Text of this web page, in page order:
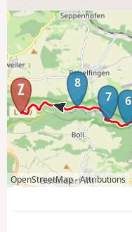
6
7
8
OpenStreetMap -Attributions